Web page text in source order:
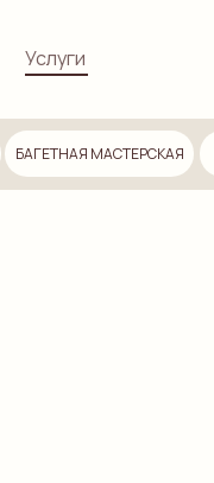
Услуги
БАГЕТНАЯ МАСТЕРСКАЯ